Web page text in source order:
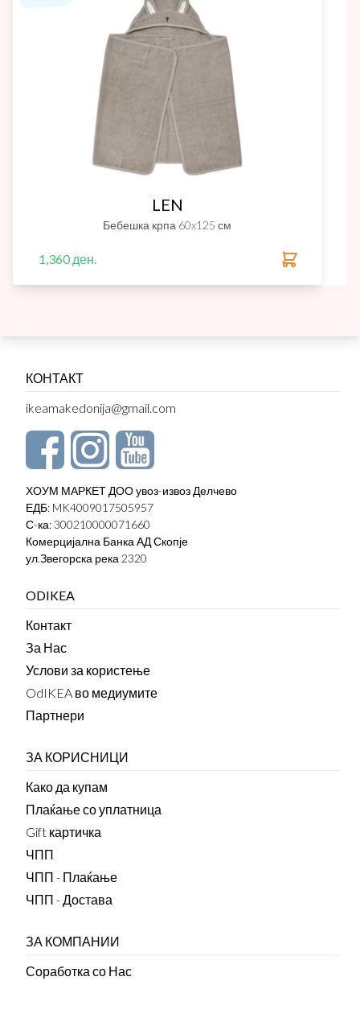
LEN
Бебешка крпа 60x125 см
1,360 ден.
КОНТАКТ
ikeamakedonija@gmail.com
ХОУМ МАРКЕТ ДОО увоз-извоз Делчево
ЕДБ: MK4009017505957
С-ка: 300210000071660
Комерцијална Банка АД Скопје
ул.Звегорска река 2320
ODIKEA
Контакт
За Нас
Услови за користење
OdIKEA во медиумите
Партнери
ЗА КОРИСНИЦИ
Како да купам
Плаќање со уплатница
Gift картичка
ЧПП
ЧПП - Плаќање
ЧПП - Достава
ЗА КОМПАНИИ
Соработка со Нас